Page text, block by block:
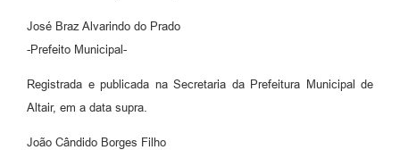
José Braz Alvarindo do Prado
-Prefeito Municipal-
Registrada e publicada na Secretaria da Prefeitura Municipal de
Altair, em a data supra.
João Cândido Borges Filho